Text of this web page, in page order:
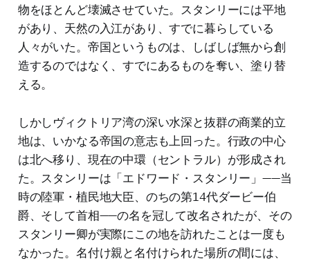
物をほとんど壊滅させていた。スタンリーには平地
があり、天然の入江があり、すでに暮らしている
人々がいた。帝国というものは、しばしば無から創
造するのではなく、すでにあるものを奪い、塗り替
える。
しかしヴィクトリア湾の深い水深と抜群の商業的立
地は、いかなる帝国の意志も上回った。行政の中心
は北へ移り、現在の中環（セントラル）が形成され
た。スタンリーは「エドワード・スタンリー」——当
時の陸軍・植民地大臣、のちの第14代ダービー伯
爵、そして首相——の名を冠して改名されたが、その
スタンリー卿が実際にこの地を訪れたことは一度も
なかった。名付け親と名付けられた場所の間には、